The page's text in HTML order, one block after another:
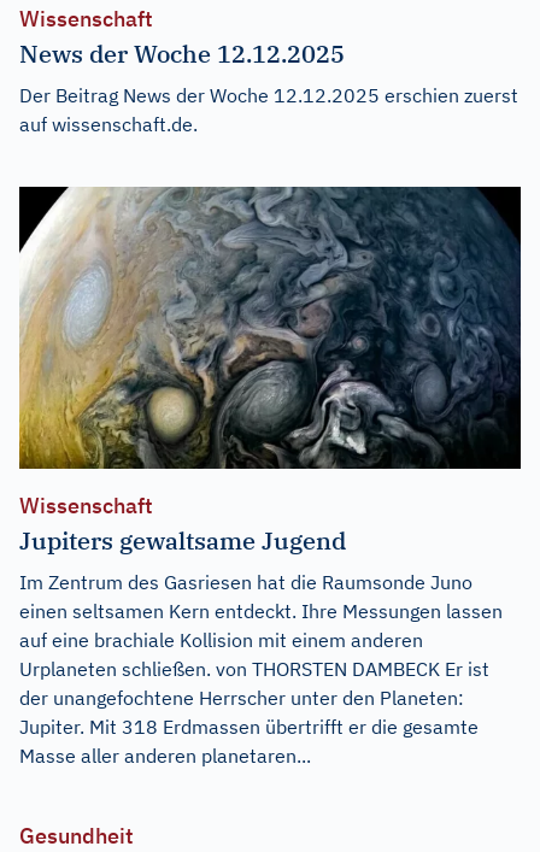
Wissenschaft
News der Woche 12.12.2025
Der Beitrag News der Woche 12.12.2025 erschien zuerst
auf wissenschaft.de.
Wissenschaft
Jupiters gewaltsame Jugend
Im Zentrum des Gasriesen hat die Raumsonde Juno
einen seltsamen Kern entdeckt. Ihre Messungen lassen
auf eine brachiale Kollision mit einem anderen
Urplaneten schließen. von THORSTEN DAMBECK Er ist
der unangefochtene Herrscher unter den Planeten:
Jupiter. Mit 318 Erdmassen übertrifft er die gesamte
Masse aller anderen planetaren...
Gesundheit